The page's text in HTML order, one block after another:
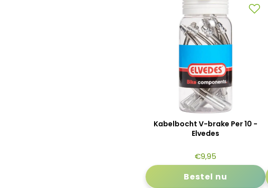
Kabelbocht V-brake Per 10 -
Elvedes
€9,95
Bestel nu